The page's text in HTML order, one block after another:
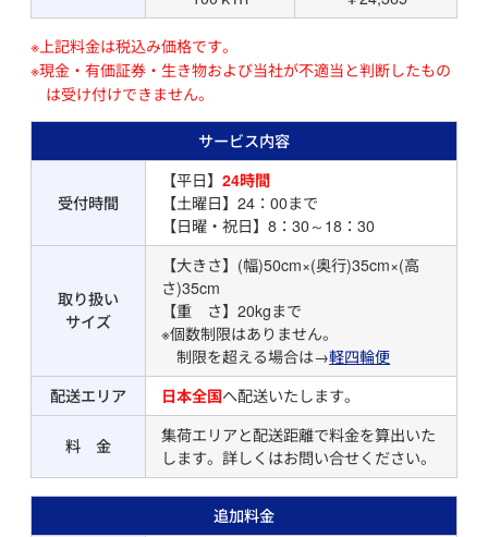
※上記料金は税込み価格です。
※現金・有価証券・生き物および当社が不適当と判断したもの
は受け付けできません。
サービス内容
受付時間
【平日】24時間
【土曜日】24：00まで
【日曜・祝日】8：30～18：30
取り扱い
サイズ
【大きさ】(幅)50cm×(奥行)35cm×(高
さ)35cm
【重 さ】20kgまで
※個数制限はありません。
制限を超える場合は→軽四輪便
配送エリア
日本全国へ配送いたします。
料 金
集荷エリアと配送距離で料金を算出いた
します。詳しくはお問い合せください。
追加料金